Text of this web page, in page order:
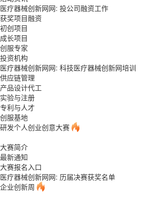
医疗器械创新网网: 投公司融资工作
获奖项目融资
初创项目
成长项目
创服专家
投资机构
医疗器械创新网网: 科技医疗器械创新网培训
供应链管理
产品设计代工
实验与注册
专利与人才
创服基地
研发个人创业创意大赛
大赛简介
最新通知
大赛报名入口
医疗器械创新网网: 历届决赛获奖名单
企业创新周